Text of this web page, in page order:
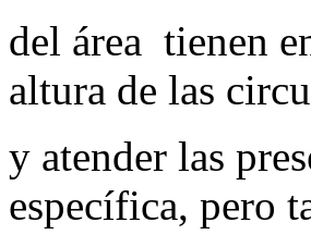
del área tienen
altura de las
y atender las
específica, pero